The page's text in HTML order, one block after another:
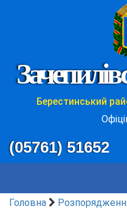
Берестинський
(05761) 51652
Головна